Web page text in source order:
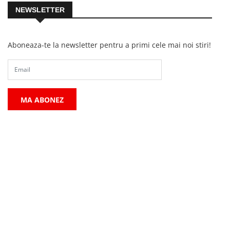
NEWSLETTER
Aboneaza-te la newsletter pentru a primi cele mai noi stiri!
MA ABONEZ